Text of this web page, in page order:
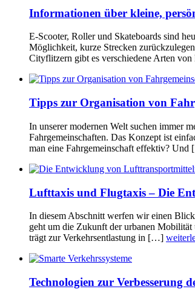
Informationen über kleine,
E-Scooter, Roller und Skateboards sind
Möglichkeit, kurze Strecken
Cityflitzern gibt es verschiedene Arten
Tipps zur Organisation von
In unserer modernen Welt suchen immer
Fahrgemeinschaften. Das Konzept ist
man eine Fahrgemeinschaft effektiv?
Lufttaxis und Flugtaxis – Die
In diesem Abschnitt werfen wir einen
geht um die Zukunft der urbanen
trägt zur Verkehrsentlastung in […]
Technologien zur Verbesserung